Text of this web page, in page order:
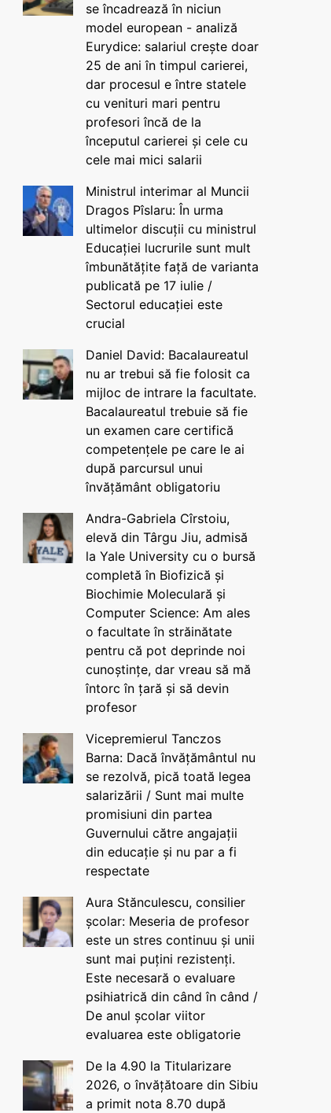
se încadrează în niciun
model european - analiză
Eurydice: salariul crește doar
25 de ani în timpul carierei,
dar procesul e între statele
cu venituri mari pentru
profesori încă de la
începutul carierei și cele cu
cele mai mici salarii
Ministrul interimar al Muncii
Dragos Pîslaru: În urma
ultimelor discuții cu ministrul
Educației lucrurile sunt mult
îmbunătățite față de varianta
publicată pe 17 iulie /
Sectorul educației este
crucial
Daniel David: Bacalaureatul
nu ar trebui să fie folosit ca
mijloc de intrare la facultate.
Bacalaureatul trebuie să fie
un examen care certifică
competențele pe care le ai
după parcursul unui
învățământ obligatoriu
Andra-Gabriela Cîrstoiu,
elevă din Târgu Jiu, admisă
la Yale University cu o bursă
completă în Biofizică și
Biochimie Moleculară și
Computer Science: Am ales
o facultate în străinătate
pentru că pot deprinde noi
cunoștințe, dar vreau să mă
întorc în țară și să devin
profesor
Vicepremierul Tanczos
Barna: Dacă învățământul nu
se rezolvă, pică toată legea
salarizării / Sunt mai multe
promisiuni din partea
Guvernului către angajații
din educație și nu par a fi
respectate
Aura Stănculescu, consilier
școlar: Meseria de profesor
este un stres continuu și unii
sunt mai puțini rezistenți.
Este necesară o evaluare
psihiatrică din când în când /
De anul școlar viitor
evaluarea este obligatorie
De la 4.90 la Titularizare
2026, o învățătoare din Sibiu
a primit nota 8.70 după